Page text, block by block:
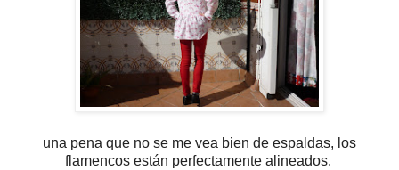
una pena que no se me vea bien de espaldas, los
flamencos están perfectamente alineados.